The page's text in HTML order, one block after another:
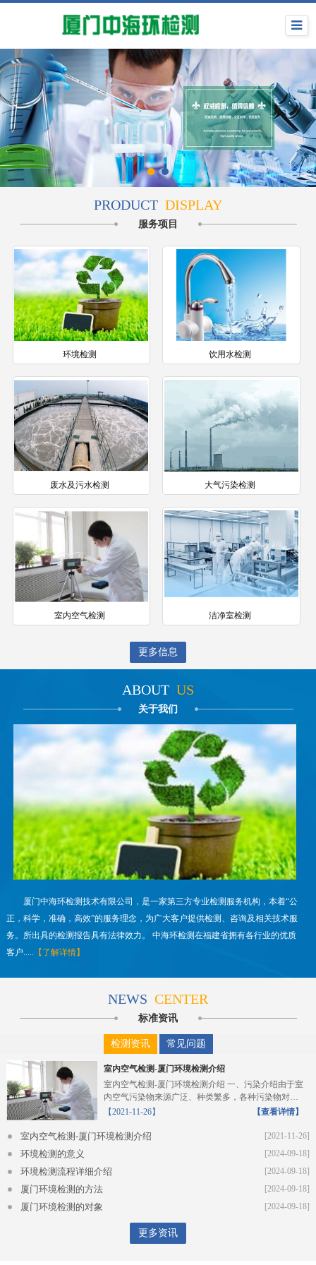
PRODUCT DISPLAY
服务项目
环境检测 饮用水检测
废水及污水检测 大气污染检测
室内空气检测 洁净室检测
更多信息
ABOUT US
关于我们
厦门中海环检测技术有限公司，是一家第三方专业检测服务机构，本着“公
正，科学，准确，高效”的服务理念，为广大客户提供检测、咨询及相关技术服
务。所出具的检测报告具有法律效力。 中海环检测在福建省拥有各行业的优质
客户..... 【了解详情】
NEWS CENTER
标准资讯
检测资讯 常见问题
室内空气检测-厦门环境检测介绍
室内空气检测-厦门环境检测介绍 一、污染介绍由于室
内空气污染物来源广泛、种类繁多，各种污染物对人
体的危...
【2021-11-26】 【查看详情】
[2021-11-26]
室内空气检测-厦门环境检测介绍
[2024-09-18]
环境检测的意义
[2024-09-18]
环境检测流程详细介绍
[2024-09-18]
厦门环境检测的方法
[2024-09-18]
厦门环境检测的对象
更多资讯